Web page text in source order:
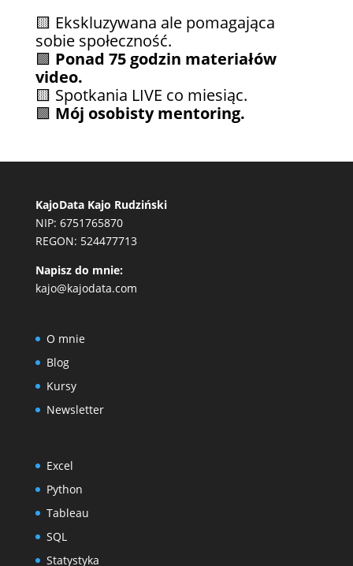
🟨 Ekskluzywana ale pomagająca
sobie społeczność.
🟩 Ponad 75 godzin materiałów
video.
🟨 Spotkania LIVE co miesiąc.
🟩 Mój osobisty mentoring.
KajoData Kajo Rudziński
NIP: 6751765870
REGON: 524477713
Napisz do mnie:
kajo@kajodata.com
O mnie
Blog
Kursy
Newsletter
Excel
Python
Tableau
SQL
Statystyka